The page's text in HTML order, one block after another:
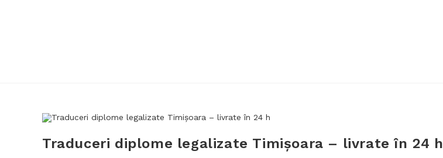
Traduceri diplome legalizate Timișoara – livrate în 24 h